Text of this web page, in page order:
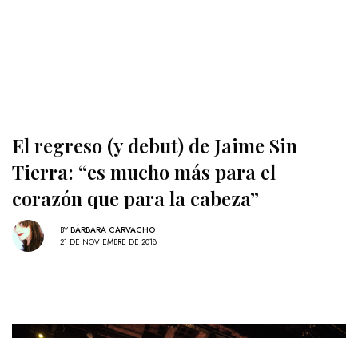
El regreso (y debut) de Jaime Sin
Tierra: “es mucho más para el
corazón que para la cabeza”
BY BÁRBARA CARVACHO
21 DE NOVIEMBRE DE 2018